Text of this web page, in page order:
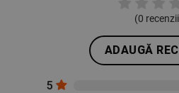
(0
ADAUGĂ
5